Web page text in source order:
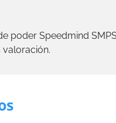
poder Speedmind